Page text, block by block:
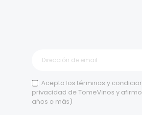
Acepto los términos y
privacidad de TomeVinos y
años o más)